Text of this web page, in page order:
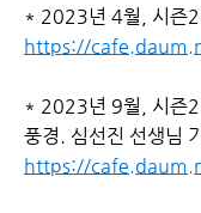
* 2023년 4월, 시즌2
https://
* 2023년 9월, 시즌2
풍경. 심선진 선생님
https://